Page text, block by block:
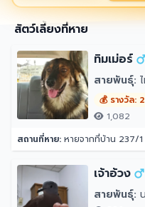
สัตว์เลี้ยงที่หาย
ทิมเม่อร์
สายพันธุ์:
💰 รางวัล:
1,082
สถานที่หาย: หายจากที่บ้าน 237/1 ถ.ราชบำรุง1 ต.ศิลา อ.เมือง ขอนแก่น น้องลอดรั้วบ้าน
เจ้าอ้วง
สายพันธุ์: